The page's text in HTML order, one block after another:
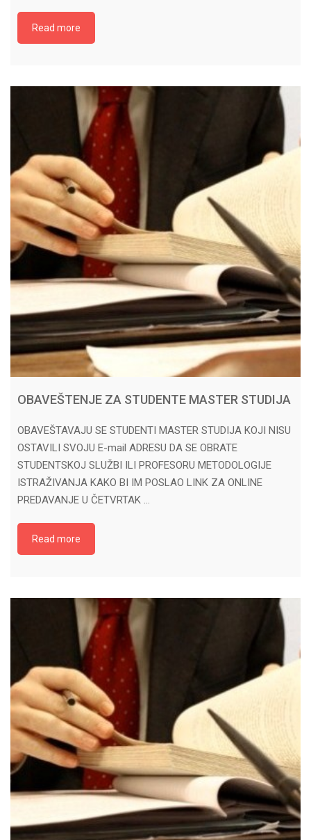
Read more
OBAVEŠTENJE ZA STUDENTE MASTER STUDIJA
OBAVEŠTAVAJU SE STUDENTI MASTER STUDIJA KOJI NISU
OSTAVILI SVOJU E-mail ADRESU DA SE OBRATE
STUDENTSKOJ SLUŽBI ILI PROFESORU METODOLOGIJE
ISTRAŽIVANJA KAKO BI IM POSLAO LINK ZA ONLINE
PREDAVANJE U ČETVRTAK …
Read more